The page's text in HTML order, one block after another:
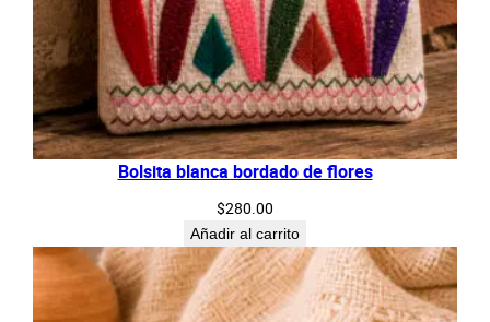
Bolsita blanca bordado de flores
$280.00
Añadir al carrito